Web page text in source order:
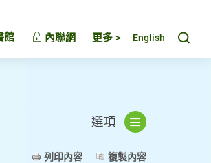
館 內聯網 更多 > English
選項
列印內容 複製內容